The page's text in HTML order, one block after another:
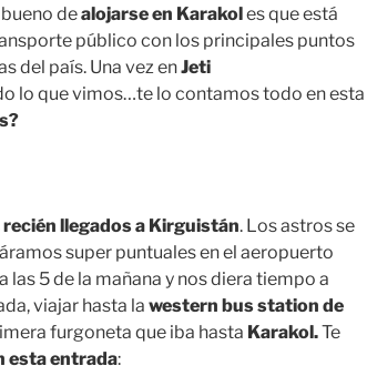
dealojarse en Karakoles que está
público con los principales puntos
del país. Una vez enJeti
lo que vimos…te lo contamos todo en esta
recién llegados a Kirguistán. Los astros se
super puntuales en el aeropuerto
a las 5 de la mañana y nos diera tiempo a
viajar hasta la western bus station de
furgoneta que iba hasta Karakol.Te
esta entrada: